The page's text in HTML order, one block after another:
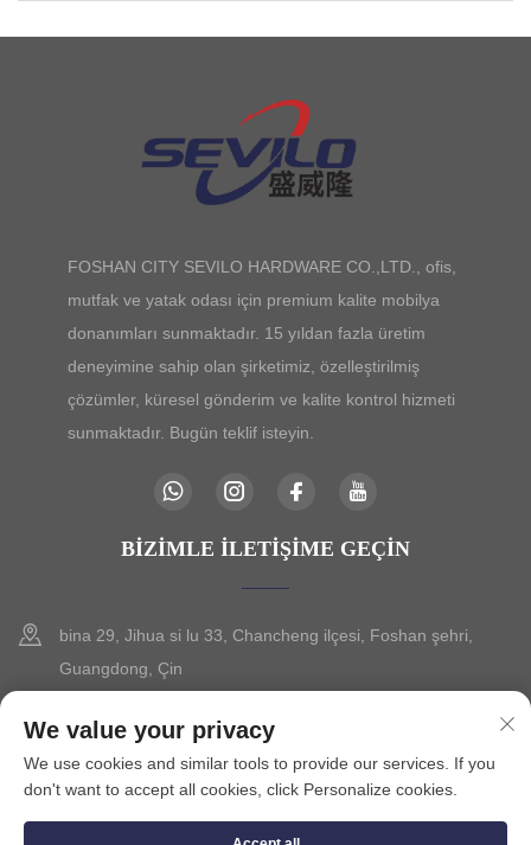
FOSHAN CITY SEVILO HARDWARE CO.,LTD., ofis,
mutfak ve yatak odası için premium kalite mobilya
donanımları sunmaktadır. 15 yıldan fazla üretim
deneyimine sahip olan şirketimiz, özelleştirilmiş
çözümler, küresel gönderim ve kalite kontrol hizmeti
sunmaktadır. Bugün teklif isteyin.
BIZIMLE İLETIŞIME GEÇIN
bina 29, Jihua si lu 33, Chancheng ilçesi, Foshan şehri,
Guangdong, Çin
+86-13630015425
[email protected]
We value your privacy
We use cookies and similar tools to provide our services. If you
don't want to accept all cookies, click Personalize cookies.